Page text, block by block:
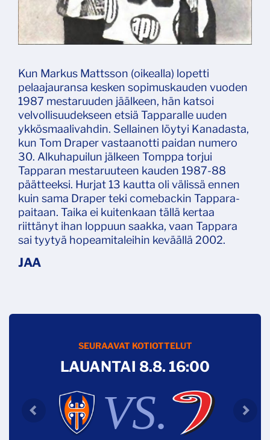
Kun Markus Mattsson (oikealla) lopetti
pelaajauransa kesken sopimuskauden vuoden
1987 mestaruuden jäälkeen, hän katsoi
velvollisuudekseen etsiä Tapparalle uuden
ykkösmaalivahdin. Sellainen löytyi Kanadasta,
kun Tom Draper vastaanotti paidan numero
30. Alkuhapuilun jälkeen Tomppa torjui
Tapparan mestaruuteen kauden 1987-88
päätteeksi. Hurjat 13 kautta oli välissä ennen
kuin sama Draper teki comebackin Tappara-
paitaan. Taika ei kuitenkaan tällä kertaa
riittänyt ihan loppuun saakka, vaan Tappara
sai tyytyä hopeamitaleihin keväällä 2002.
SEURAAVAT KOTIOTTELUT
LAUANTAI 8.8. 16:00
VS.